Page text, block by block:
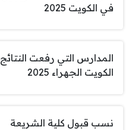
في الكويت 2025
المدارس التي رفعت النتائج
الكويت الجهراء 2025
نسب قبول كلية الشريعة